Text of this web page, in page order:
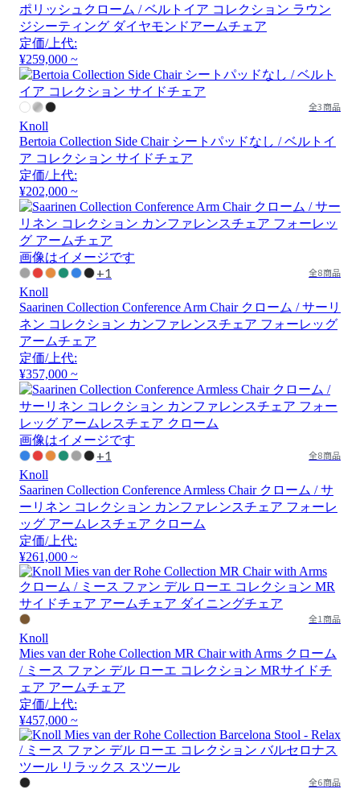
ポリッシュクローム / ベルトイア コレクション ラウン
ジシーティング ダイヤモンドアームチェア
定価/上代:
¥259,000 ~
全3商品
Knoll
Bertoia Collection Side Chair シートパッドなし / ベルトイ
ア コレクション サイドチェア
定価/上代:
¥202,000 ~
画像はイメージです
+1 全8商品
Knoll
Saarinen Collection Conference Arm Chair クローム / サーリ
ネン コレクション カンファレンスチェア フォーレッグ
アームチェア
定価/上代:
¥357,000 ~
画像はイメージです
+1 全8商品
Knoll
Saarinen Collection Conference Armless Chair クローム / サ
ーリネン コレクション カンファレンスチェア フォーレ
ッグ アームレスチェア クローム
定価/上代:
¥261,000 ~
全1商品
Knoll
Mies van der Rohe Collection MR Chair with Arms クローム
/ ミース ファン デル ローエ コレクション MRサイドチ
ェア アームチェア
定価/上代:
¥457,000 ~
全6商品